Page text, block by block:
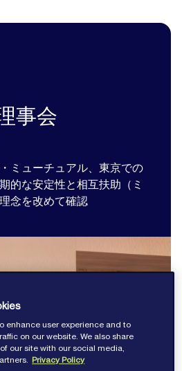
事会
ミューチュアル、東京での
的な安定性と相互扶助（ミ
念を改めて確認
enhance user experience and to
on our website. We also share
our site with our social media,
Privacy Policy